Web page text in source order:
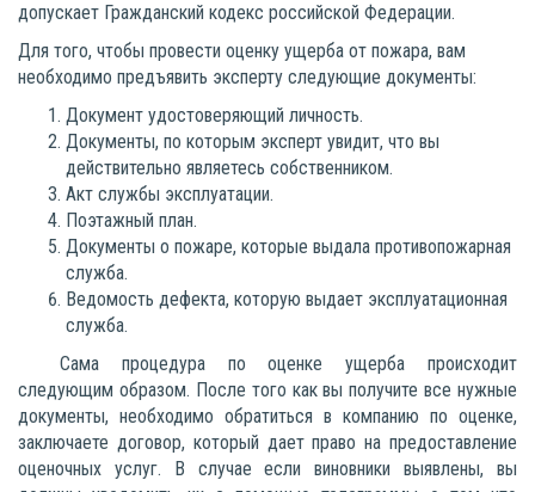
допускает Гражданский кодекс российской Федерации.
Для того, чтобы провести оценку ущерба от пожара, вам
необходимо предъявить эксперту следующие документы:
Документ удостоверяющий личность.
Документы, по которым эксперт увидит, что вы
действительно являетесь собственником.
Акт службы эксплуатации.
Поэтажный план.
Документы о пожаре, которые выдала противопожарная
служба.
Ведомость дефекта, которую выдает эксплуатационная
служба.
Сама процедура по оценке ущерба происходит
следующим образом. После того как вы получите все нужные
документы, необходимо обратиться в компанию по оценке,
заключаете договор, который дает право на предоставление
оценочных услуг. В случае если виновники выявлены, вы